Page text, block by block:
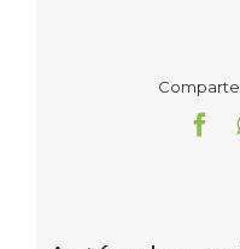
Comparte